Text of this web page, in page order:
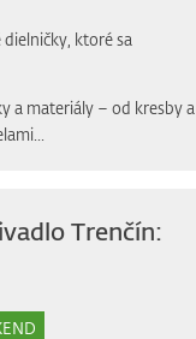
ktoré sa
a materiály – od kresby a
Trenčín: